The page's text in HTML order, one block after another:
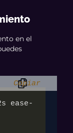
en el
Copiar
ease-